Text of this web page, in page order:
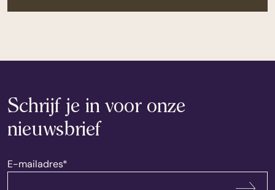
Schrijf je in voor onze
nieuwsbrief
E-mailadres*